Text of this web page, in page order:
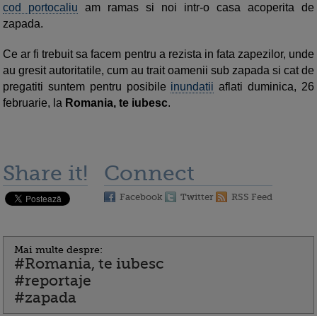
cod portocaliu am ramas si noi intr-o casa acoperita de
zapada.
Ce ar fi trebuit sa facem pentru a rezista in fata zapezilor, unde
au gresit autoritatile, cum au trait oamenii sub zapada si cat de
pregatiti suntem pentru posibile inundatii aflati duminica, 26
februarie, la Romania, te iubesc.
Share it! Connect
Facebook Twitter RSS Feed
Mai multe despre:
#Romania, te iubesc
#reportaje
#zapada